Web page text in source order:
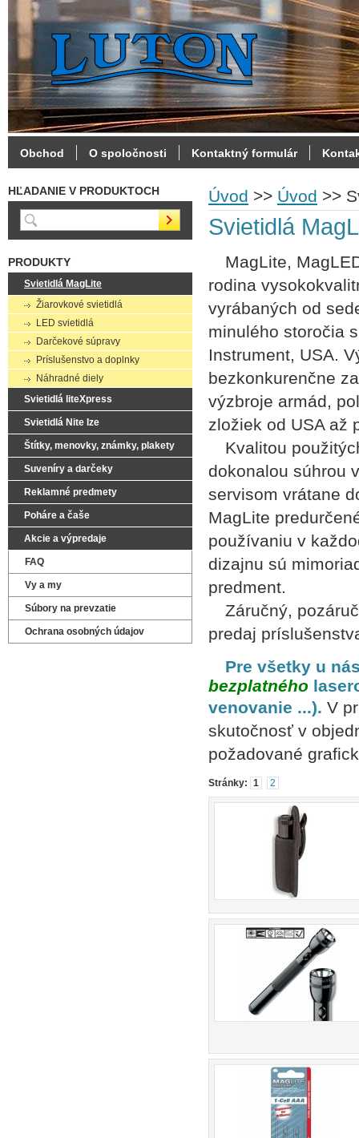
Úvod >> Úvod >>
Svietidlá
MagLite,
rodina
vyrábaných od
minulého storočia
Instrument, USA.
bezkonkurenčne
výzbroje armád,
zložiek od USA až
Kvalitou
dokonalou súhrou
servisom vrátane
MagLite
používaniu v
dizajnu sú
predment.
Záručný,
predaj
Pre všetky u
bezplatného
venovanie ...). V
skutočnosť v
požadované
Stránky: 1 2
HĽADANIE V PRODUKTOCH
PRODUKTY
Svietidlá MagLite
Žiarovkové svietidlá
LED svietidlá
Darčekové súpravy
Príslušenstvo a doplnky
Náhradné diely
Svietidlá liteXpress
Svietidlá Nite Ize
Štítky, menovky, známky, plakety
Suveníry a darčeky
Reklamné predmety
Poháre a čaše
Akcie a výpredaje
FAQ
Vy a my
Súbory na prevzatie
Ochrana osobných údajov
Obchod O spoločnosti Kontaktný formulár